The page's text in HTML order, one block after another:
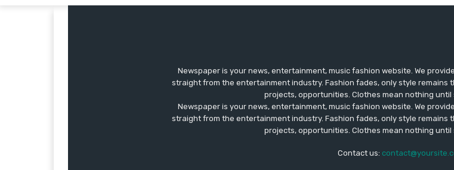
Newspaper is your news, entertainment, music fashion website. We
straight from the entertainment industry. Fashion fades, only style remains
projects, opportunities. Clothes mean nothing until
Newspaper is your news, entertainment, music fashion website. We
straight from the entertainment industry. Fashion fades, only style remains
projects, opportunities. Clothes mean nothing until
Contact us: